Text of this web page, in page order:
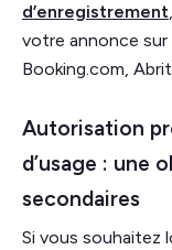
d’enregistrement
votre annonce
Booking.com,
Autorisation
d’usage : une
secondaires
Si vous souhaitez